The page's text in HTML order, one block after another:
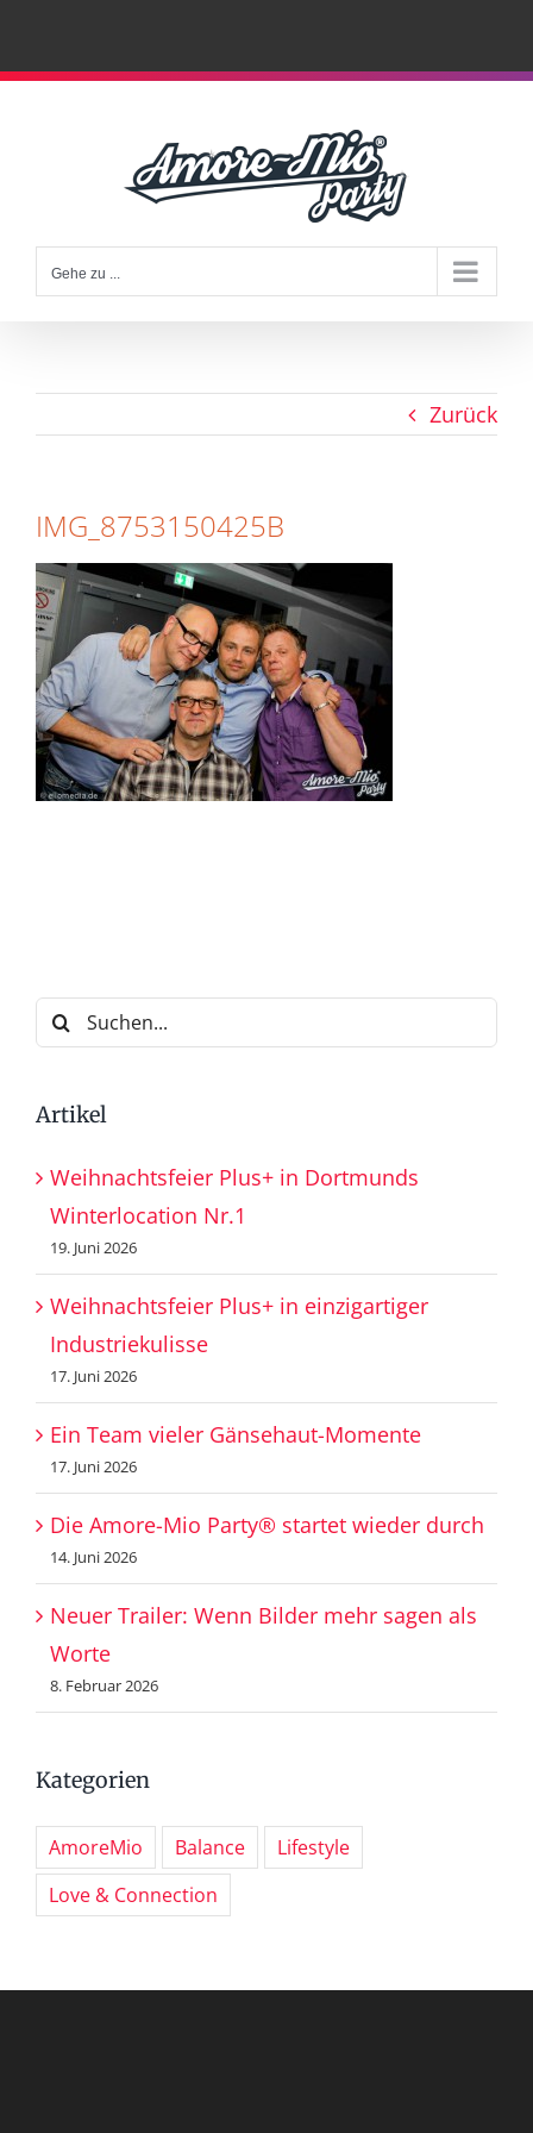
Zum
Gehe zu ...
Zurück
IMG_8753150425B
Suche
nach:
Artikel
Weihnachtsfeier Plus+ in Dortmunds
Winterlocation Nr.1
19. Juni 2026
Weihnachtsfeier Plus+ in einzigartiger
Industriekulisse
17. Juni 2026
Ein Team vieler Gänsehaut-Momente
17. Juni 2026
Die Amore-Mio Party® startet wieder durch
14. Juni 2026
Neuer Trailer: Wenn Bilder mehr sagen als
Worte
8. Februar 2026
Kategorien
AmoreMio Balance
Lifestyle
Love & Connection